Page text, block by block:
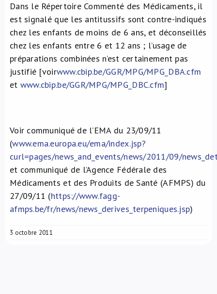
Dans le Répertoire Commenté des Médicaments, il
est signalé que les antitussifs sont contre-indiqués
chez les enfants de moins de 6 ans, et déconseillés
chez les enfants entre 6 et 12 ans ; l’usage de
préparations combinées n’est certainement pas
justifié [voirwww.cbip.be/GGR/MPG/MPG_DBA.cfm
et www.cbip.be/GGR/MPG/MPG_DBC.cfm]
Voir communiqué de l’EMA du 23/09/11
(www.ema.europa.eu/ema/index.jsp?
curl=pages/news_and_events/news/2011/09/
et communiqué de l’Agence Fédérale des
Médicaments et des Produits de Santé (AFMPS) du
27/09/11 (https://www.fagg-
afmps.be/fr/news/news_derives_terpeniques.jsp)
3 octobre 2011